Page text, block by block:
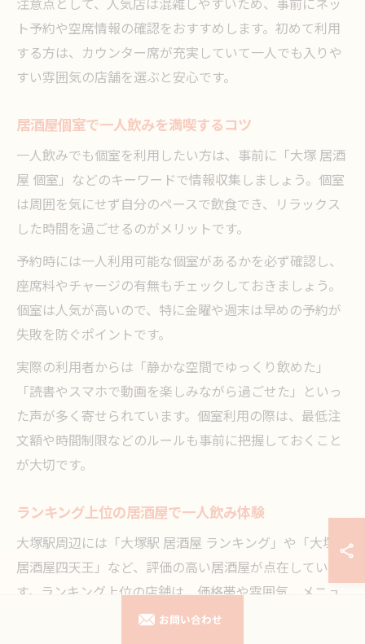
注意点として、人気店は混雑しやすいため、事前にネッ
ト予約や空席情報の確認をおすすめします。初めて利用
する方は、カウンター席が充実していて一人でも入りや
すい雰囲気の店舗を選ぶと安心です。
居酒屋個室で一人飲みを満喫するコツ
一人飲みでも個室を利用したい方は、事前に「大塚 居酒
屋 個室」などのキーワードで情報収集しましょう。個室
は周囲を気にせず自分のペースで飲食でき、リラックス
した時間を過ごせるのがメリットです。
予約時には一人利用可能な個室があるかを必ず確認し、
座席料やチャージの有無もチェックしておきましょう。
個室は人気が高いので、特に金曜や週末は早めの予約が
失敗を防ぐポイントです。
実際の利用者からは「静かな空間でゆっくり飲めた」
「読書やスマホで動画を楽しみながら過ごせた」といっ
た声が多く寄せられています。個室利用の際は、最低注
文額や時間制限などのルールも事前に把握しておくこと
が大切です。
ランキング上位の居酒屋で一人飲み体験
大塚駅周辺には「大塚駅 居酒屋 ランキング」や「大塚
居酒屋四天王」など、評価の高い居酒屋が点在していま
す。ランキング上位の店舗は、価格帯や雰囲気、メニュ
ーのバリエーションが充実していることが多く、一人飲
お問い合わせ